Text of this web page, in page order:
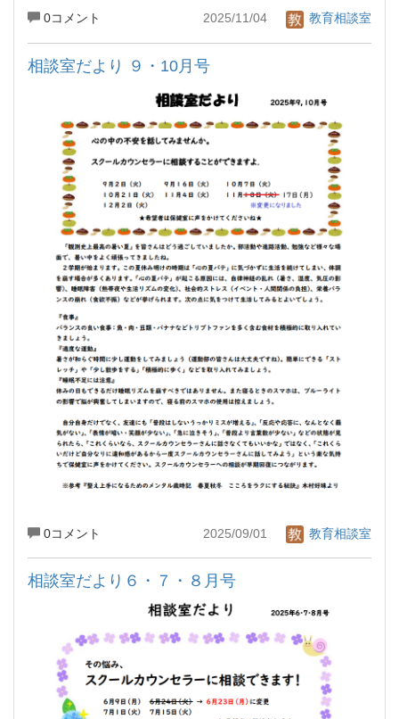
0コメント 2025/11/04 教育相談室
相談室だより ９・10月号
0コメント 2025/09/01 教育相談室
相談室だより６・７・８月号